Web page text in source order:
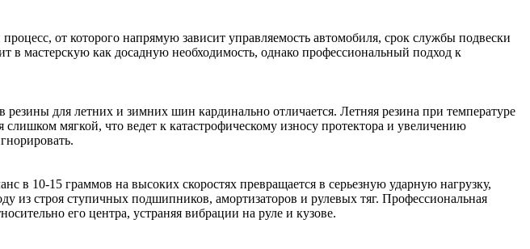
от которого напрямую зависит управляемость автомобиля, срок службы подвески
в мастерскую как досадную необходимость, однако профессиональный подход к
для летних и зимних шин кардинально отличается. Летняя резина при температуре
мягкой, что ведет к катастрофическому износу протектора и увеличению
10-15 граммов на высоких скоростях превращается в серьезную ударную нагрузку,
из строя ступичных подшипников, амортизаторов и рулевых тяг. Профессиональная
его центра, устраняя вибрации на руле и кузове.